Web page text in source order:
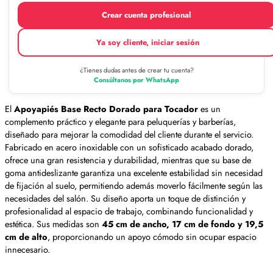
Crear cuenta profesional
Ya soy cliente, iniciar sesión
¿Tienes dudas antes de crear tu cuenta?
Consúltanos por WhatsApp
ElApoyapiés Base Recto Dorado para Tocadores un
complemento práctico y elegante para peluquerías y barberías,
diseñado para mejorar la comodidad del cliente durante el servicio.
Fabricado en acero inoxidable con un sofisticado acabado dorado,
ofrece una gran resistencia y durabilidad, mientras que su base de
goma antideslizante garantiza una excelente estabilidad sin necesidad
de fijación al suelo, permitiendo además moverlo fácilmente según las
necesidades del salón. Su diseño aporta un toque de distinción y
profesionalidad al espacio de trabajo, combinando funcionalidad y
estética. Sus medidas son 45 cm de ancho, 17 cm de fondo y 19,5
cm de alto, proporcionando un apoyo cómodo sin ocupar espacio
innecesario.